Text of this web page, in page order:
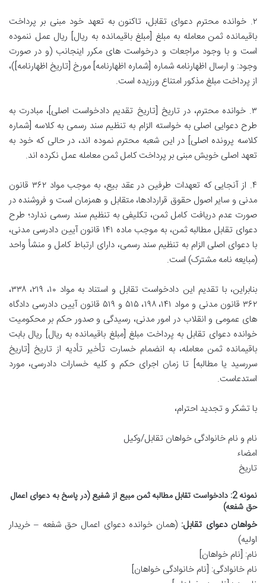
۲. خوانده محترم دعوای تقابل، تاکنون به تعهد خود مبنی بر پرداخت
باقیمانده ثمن معامله به مبلغ [مبلغ باقیمانده به ریال] ریال عمل ننموده
است و با وجود مراجعات و درخواست های مکرر اینجانب (و در صورت
وجود: و ارسال اظهارنامه شماره [شماره اظهارنامه] مورخ [تاریخ اظهارنامه])،
از پرداخت مبلغ مذکور امتناع ورزیده است.
۳. خوانده محترم، در تاریخ [تاریخ تقدیم دادخواست اصلی]، مبادرت به
طرح دعوایی اصلی به خواسته الزام به تنظیم سند رسمی به کلاسه [شماره
کلاسه پرونده اصلی] در این شعبه محترم نموده اند، در حالی که خود به
تعهد اصلی خویش مبنی بر پرداخت کامل ثمن معامله عمل نکرده اند.
۴. از آنجایی که تعهدات طرفین در عقد بیع، به موجب مواد ۳۶۲ قانون
مدنی و سایر اصول حقوق قراردادها، متقابل و همزمان است و فروشنده در
صورت عدم دریافت کامل ثمن، تکلیفی به تنظیم سند رسمی ندارد؛ طرح
دعوای تقابل مطالبه ثمن، به موجب ماده ۱۴۱ قانون آیین دادرسی مدنی،
با دعوای اصلی الزام به تنظیم سند رسمی، دارای ارتباط کامل و منشأ واحد
(مبایعه نامه مشترک) است.
بنابراین، با تقدیم این دادخواست تقابل و استناد به مواد ۱۰، ۲۱۹، ۳۳۸،
۳۶۲ قانون مدنی و مواد ۱۴۱، ۱۹۸، ۵۱۵ و ۵۱۹ قانون آیین دادرسی دادگاه
های عمومی و انقلاب در امور مدنی، رسیدگی و صدور حکم بر محکومیت
خوانده دعوای تقابل به پرداخت مبلغ [مبلغ باقیمانده به ریال] ریال بابت
باقیمانده ثمن معامله، به انضمام خسارت تأخیر تأدیه از تاریخ [تاریخ
سررسید یا مطالبه] تا زمان اجرای حکم و کلیه خسارات دادرسی، مورد
استدعاست.
با تشکر و تجدید احترام،
نام و نام خانوادگی خواهان تقابل/وکیل
امضاء
تاریخ
نمونه 2: دادخواست تقابل مطالبه ثمن مبیع از شفیع (در پاسخ به دعوای اعمال
حق شفعه)
خواهان دعوای تقابل: (همان خوانده دعوای اعمال حق شفعه – خریدار
اولیه)
نام: [نام خواهان]
نام خانوادگی: [نام خانوادگی خواهان]